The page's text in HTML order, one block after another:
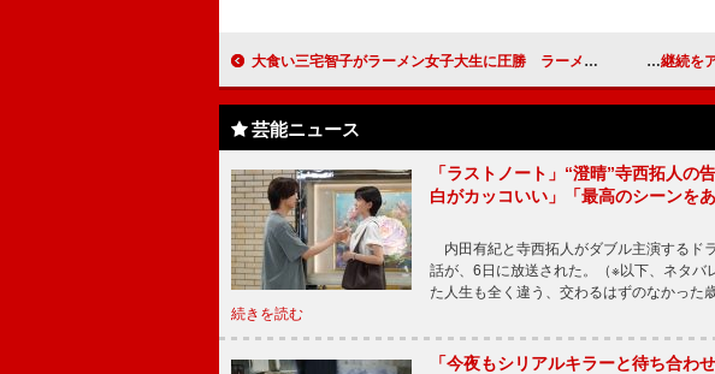
大食い三宅智子がラーメン女子大生に圧勝 ラーメン５杯とギョーザ50個をペロリ完食 南キャン山
芸能ニュース
「ラストノート」“澄晴”寺西拓人の
白がカッコいい」「最高のシーンをあ
内田有紀と寺西拓人がダブル主演するド
話が、6日に放送された。（※以下、ネタ
た人生も全く違う、交わるはずのなかった
続きを読む
「今夜もシリアルキラーと待ち合わ